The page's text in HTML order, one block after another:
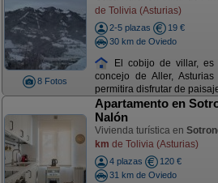
8 Fotos
de Tolivia (Asturias)
2-5 plazas
19 €
30 km de Oviedo
El cobijo de villar,
concejo de Aller,
permitira disfrutar de
Apartamento en
Nalón
Vivienda turística en
km de Tolivia (Asturias)
4 plazas
120 €
31 km de Oviedo